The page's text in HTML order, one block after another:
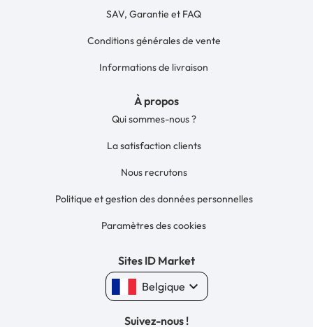
SAV, Garantie et FAQ
Conditions générales de vente
Informations de livraison
À propos
Qui sommes-nous ?
La satisfaction clients
Nous recrutons
Politique et gestion des données personnelles
Paramètres des cookies
Sites ID Market
Belgique keyboard_arrow_down
Suivez-nous !